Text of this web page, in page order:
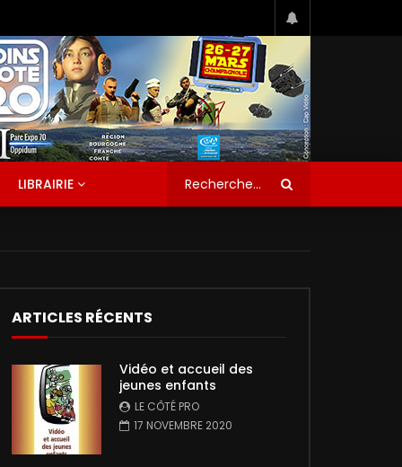
LIBRAIRIE
ARTICLES RÉCENTS
Vidéo et accueil des
jeunes enfants
LE CÔTÉ PRO
17 NOVEMBRE 2020